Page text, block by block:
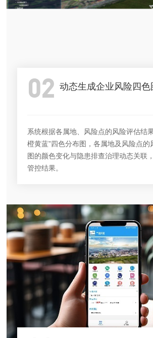
02 动态生成企业风险四色
系统根据各属地、风险点的风险评估结
橙黄蓝”四色分布图，各属地及风险点的
图的颜色变化与隐患排查治理动态关联
管控结果。